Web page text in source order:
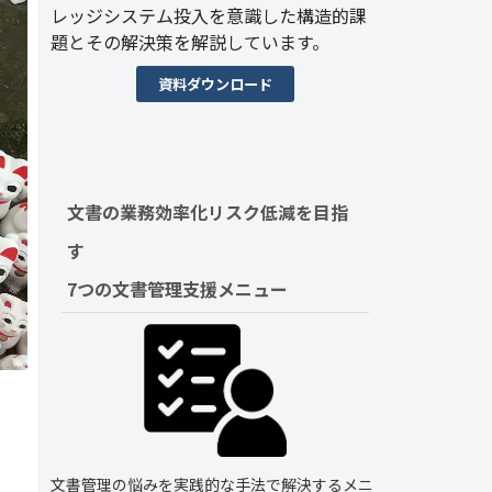
レッジシステム投入を意識した構造的課
題とその解決策を解説しています。
資料ダウンロード
文書の業務効率化リスク低減を目指
す
7つの文書管理支援メニュー
文書管理の悩みを実践的な手法で解決するメニ